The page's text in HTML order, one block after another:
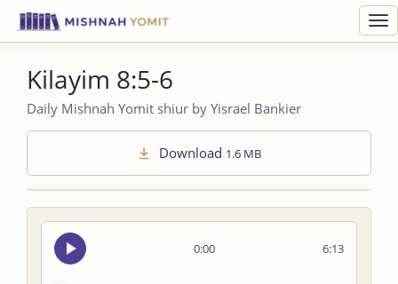
Kilayim 8:5-6
Daily Mishnah Yomit shiur by Yisrael Bankier
Download 1.6 MB
0:00
Seek
audio
6:13